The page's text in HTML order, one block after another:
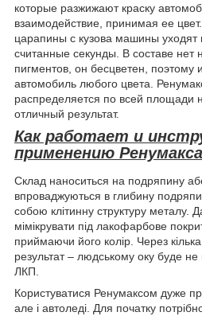
которые разжижают краску
взаимодействие, принимая ее
царапины с кузова машины уходят
считанные секунды. В составе нет
пигментов, он бесцветен, поэтому
автомобиль любого цвета.
распределяется по всей площади
отличный результат.
Как работает и
применению Ренумакса
Склад наноситься на подряпину
впроваджуються в глибину
собою клітинну структуру металу.
мімікрувати під лакофарбове
приймаючи його колір. Через
результат – людському оку буде не
ЛКП.
Користуватися Ренумаксом дуже
але і автоледі. Для початку